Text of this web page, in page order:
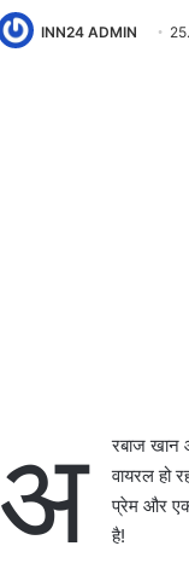
INN24 ADMIN
अ
रबाज खान
वायरल हो
प्रेम और
है!